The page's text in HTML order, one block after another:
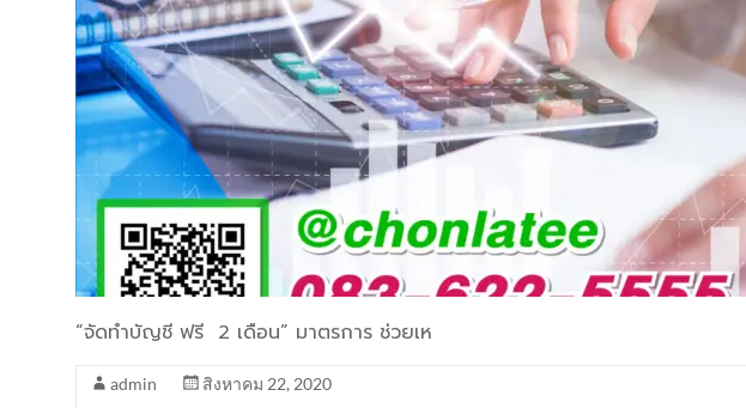
“จัดทำบัญชี ฟรี 2 เดือน” มาตรการ ช่วยเห
admin
สิงหาคม 22, 2020